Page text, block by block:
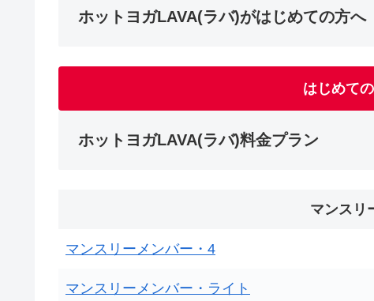
ホットヨガLAVA(ラバ)がはじめての方へ
はじめて
ホットヨガLAVA(ラバ)料金プラン
マンスリ
マンスリーメンバー・4
マンスリーメンバー・ライト